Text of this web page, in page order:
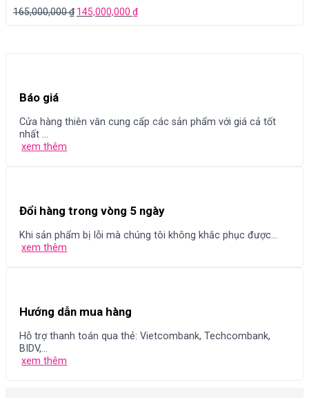
165,000,000₫ 145,000,000 ₫
Báo giá
Cửa hàng thiên văn cung cấp các sản phẩm với giá cả tốt
nhất ...
xem thêm
Đổi hàng trong vòng 5 ngày
Khi sản phẩm bị lỗi mà chúng tôi không khắc phục được...
xem thêm
Hướng dẫn mua hàng
Hỗ trợ thanh toán qua thẻ: Vietcombank, Techcombank,
BIDV,...
xem thêm